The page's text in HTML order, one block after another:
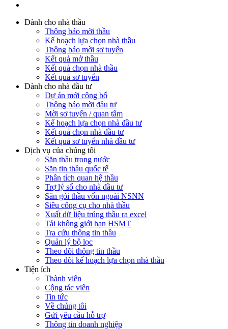
Dành cho nhà thầu
Thông báo mời thầu
Kế hoạch lựa chọn nhà thầu
Thông báo mời sơ tuyển
Kết quả mở thầu
Kết quả chọn nhà thầu
Kết quả sơ tuyển
Dành cho nhà đầu tư
Dự án mới công bố
Thông báo mời đầu tư
Mời sơ tuyển / quan tâm
Kế hoạch lựa chọn nhà đầu tư
Kết quả chọn nhà đầu tư
Kết quả sơ tuyển nhà đầu tư
Dịch vụ của chúng tôi
Săn thầu trong nước
Săn tin thầu quốc tế
Phân tích quan hệ thầu
Trợ lý số cho nhà đầu tư
Săn gói thầu vốn ngoài NSNN
Siêu công cụ cho nhà thầu
Xuất dữ liệu trúng thầu ra excel
Tải không giới hạn HSMT
Tra cứu thông tin thầu
Quản lý bộ lọc
Theo dõi thông tin thầu
Theo dõi kế hoạch lựa chọn nhà thầu
Tiện ích
Thành viên
Cộng tác viên
Tin tức
Về chúng tôi
Gửi yêu cầu hỗ trợ
Thông tin doanh nghiệp